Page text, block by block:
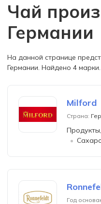
Чай
Германии
На данной странице
Германии. Найдено 4 марки.
Milford
Страна:
Год